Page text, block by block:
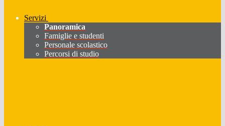
Servizi
Panoramica
Famiglie e studenti
Personale scolastico
Percorsi di studio